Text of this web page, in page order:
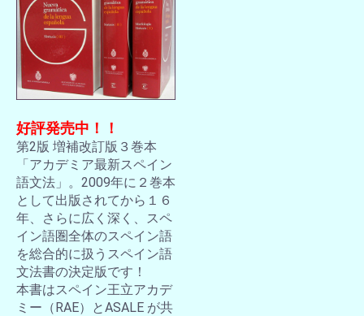
好評発売中！！
第2版 増補改訂版３巻本
「アカデミア最新スペイン
語文法」。2009年に２巻本
として出版されてから１６
年、さらに広く深く、スペ
イン語圏全体のスペイン語
を総合的に扱うスペイン語
文法書の決定版です！
本書はスペイン王立アカデ
ミー（RAE）とASALE が共